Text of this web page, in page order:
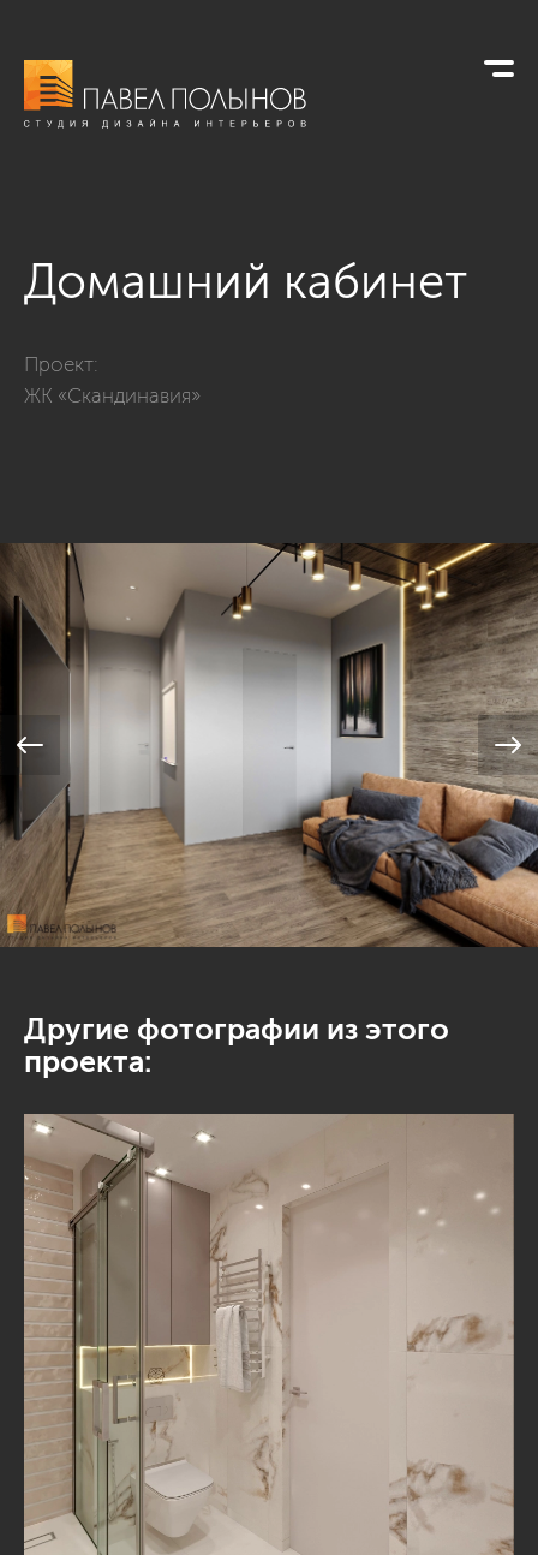
Домашний кабинет
Проект:
ЖК «Скандинавия»
Другие фотографии из этого
проекта: